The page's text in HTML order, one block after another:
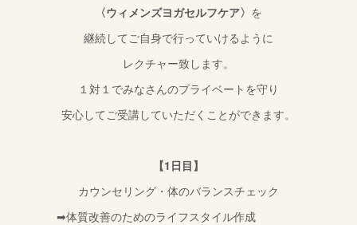
〈ウィメンズヨガセルフケア〉 を
継続してご自身で行っていけるように
レクチャー致します。
１対１でみなさんのプライベートを守り
安心してご受講していただくことができます。
【1日目】
カウンセリング・体のバランスチェック
➡︎体質改善のためのライフスタイル作成